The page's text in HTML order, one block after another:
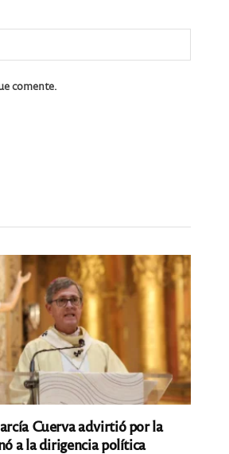
Cuerva advirtió por la
a la dirigencia política
comente.